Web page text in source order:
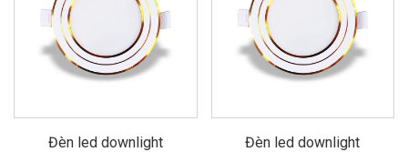
Đèn led downlight
Đèn led downlight